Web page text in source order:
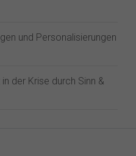
und Personalisierungen
der Krise durch Sinn &